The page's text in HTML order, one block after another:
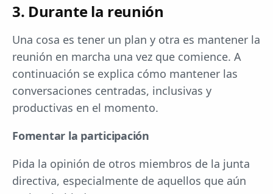
3. Durante la reunión
Una cosa es tener un plan y otra es mantener la
reunión en marcha una vez que comience. A
continuación se explica cómo mantener las
conversaciones centradas, inclusivas y
productivas en el momento.
Fomentar la participación
Pida la opinión de otros miembros de la junta
directiva, especialmente de aquellos que aún